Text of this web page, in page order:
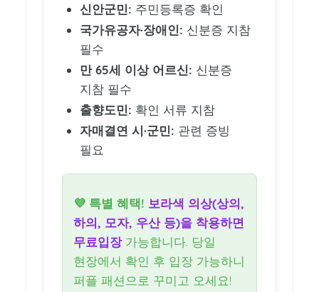
신안군민: 주민등록증 확인
국가유공자·장애인: 신분증 지참
필수
만 65세 이상 어르신: 신분증
지참 필수
출향도민: 확인 서류 지참
자매결연 시·군민: 관련 증빙
필요
💜 특별 혜택! 보라색 의상(상의,
하의, 모자, 우산 등)을 착용하면
무료입장가능합니다. 당일
현장에서 확인 후 입장 가능하니
퍼플 패션으로 꾸미고 오세요!